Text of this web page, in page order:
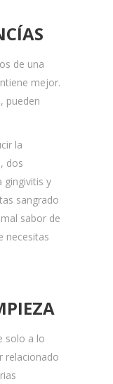
de una
mejor.
pueden
la
dos
gingivitis y
sangrado
sabor de
necesitas
solo a lo
relacionado